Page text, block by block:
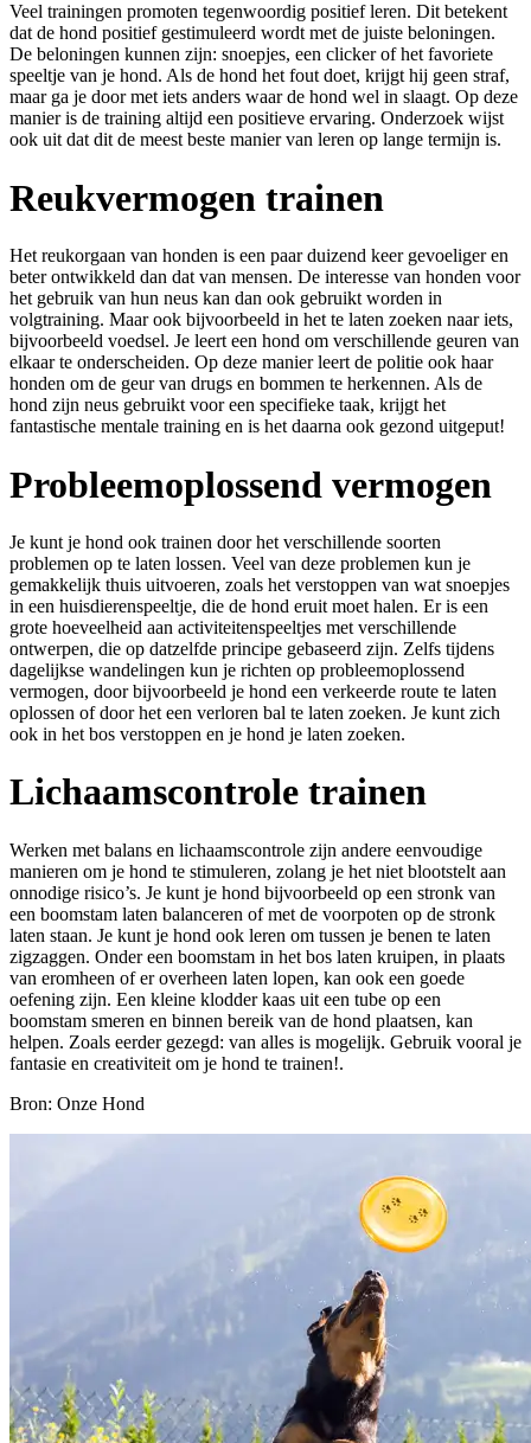
Veel trainingen promoten tegenwoordig positief leren. Dit betekent
dat de hond positief gestimuleerd wordt met de juiste beloningen.
De beloningen kunnen zijn: snoepjes, een clicker of het favoriete
speeltje van je hond. Als de hond het fout doet, krijgt hij geen straf,
maar ga je door met iets anders waar de hond wel in slaagt. Op deze
manier is de training altijd een positieve ervaring. Onderzoek wijst
ook uit dat dit de meest beste manier van leren op lange termijn is.
Reukvermogen trainen
Het reukorgaan van honden is een paar duizend keer gevoeliger en
beter ontwikkeld dan dat van mensen. De interesse van honden voor
het gebruik van hun neus kan dan ook gebruikt worden in
volgtraining. Maar ook bijvoorbeeld in het te laten zoeken naar iets,
bijvoorbeeld voedsel. Je leert een hond om verschillende geuren van
elkaar te onderscheiden. Op deze manier leert de politie ook haar
honden om de geur van drugs en bommen te herkennen. Als de
hond zijn neus gebruikt voor een specifieke taak, krijgt het
fantastische mentale training en is het daarna ook gezond uitgeput!
Probleemoplossend vermogen
Je kunt je hond ook trainen door het verschillende soorten
problemen op te laten lossen. Veel van deze problemen kun je
gemakkelijk thuis uitvoeren, zoals het verstoppen van wat snoepjes
in een huisdierenspeeltje, die de hond eruit moet halen. Er is een
grote hoeveelheid aan activiteitenspeeltjes met verschillende
ontwerpen, die op datzelfde principe gebaseerd zijn. Zelfs tijdens
dagelijkse wandelingen kun je richten op probleemoplossend
vermogen, door bijvoorbeeld je hond een verkeerde route te laten
oplossen of door het een verloren bal te laten zoeken. Je kunt zich
ook in het bos verstoppen en je hond je laten zoeken.
Lichaamscontrole trainen
Werken met balans en lichaamscontrole zijn andere eenvoudige
manieren om je hond te stimuleren, zolang je het niet blootstelt aan
onnodige risico’s. Je kunt je hond bijvoorbeeld op een stronk van
een boomstam laten balanceren of met de voorpoten op de stronk
laten staan. Je kunt je hond ook leren om tussen je benen te laten
zigzaggen. Onder een boomstam in het bos laten kruipen, in plaats
van eromheen of er overheen laten lopen, kan ook een goede
oefening zijn. Een kleine klodder kaas uit een tube op een
boomstam smeren en binnen bereik van de hond plaatsen, kan
helpen. Zoals eerder gezegd: van alles is mogelijk. Gebruik vooral je
fantasie en creativiteit om je hond te trainen!.
Bron: Onze Hond